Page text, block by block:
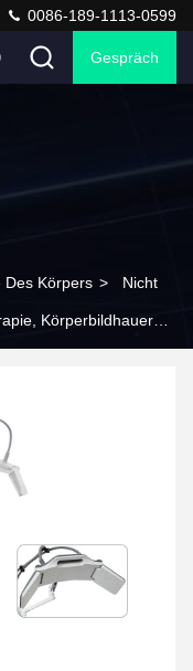
0086-189-1113-0599
Gespräch
Des Körpers > Nicht
Körperbildhauer